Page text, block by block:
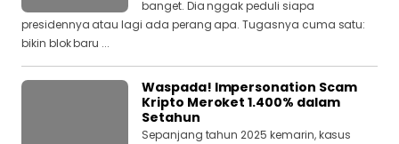
banget. Dia nggak peduli siapa
presidennya atau lagi ada perang apa. Tugasnya cuma satu:
bikin blok baru ...
Waspada! Impersonation Scam
Kripto Meroket 1.400% dalam
Setahun
Sepanjang tahun 2025 kemarin, kasus